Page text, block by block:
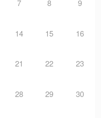
7 8 9
14 15 16
21 22 23
28 29 30